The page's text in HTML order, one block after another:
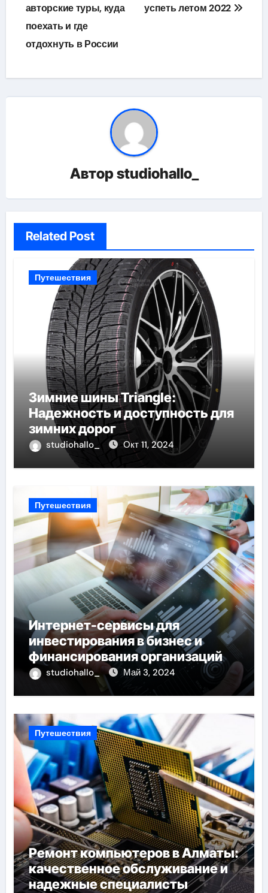
авторские туры, куда
поехать и где
отдохнуть в России
успеть летом 2022
Авторstudiohallo_
Related Post
Путешествия
Зимние шины Triangle:
Надежность и доступность для
зимних дорог
studiohallo_ Окт 11, 2024
Путешествия
Интернет-сервисы для
инвестирования в бизнес и
финансирования организаций
studiohallo_ Май 3, 2024
Путешествия
Ремонт компьютеров в Алматы:
качественное обслуживание и
надежные специалисты